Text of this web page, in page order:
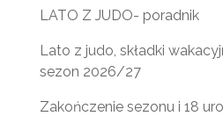
LATO Z JUDO- poradnik
Lato z judo, składki
sezon 2026/27
Zakończenie sezonu i 18